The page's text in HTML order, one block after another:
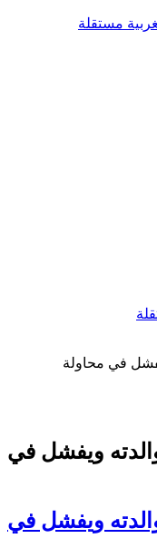
في محاولة
ويفشل في
ويفشل في